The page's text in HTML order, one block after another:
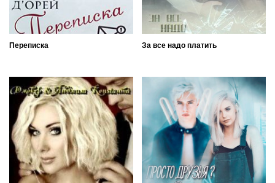
Переписка За все надо платить